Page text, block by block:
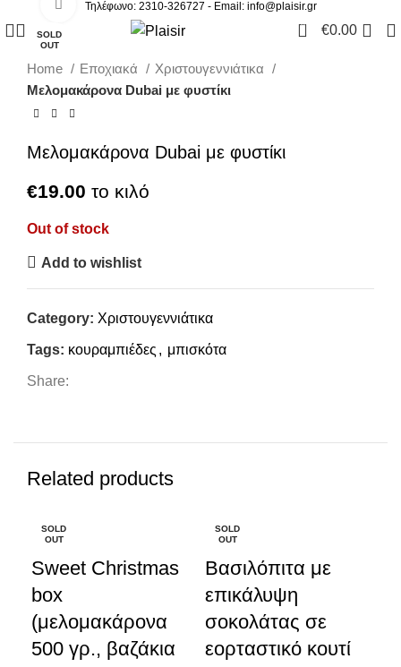
Τηλέφωνο: 2310-326727 - Email: info@plaisir.gr
0 €0.00
SOLD
OUT
Click to enlarge
Home Εποχιακά
Χριστουγεννιάτικα
Μελομακάρονα Dubai με φυστίκι
Μελομακάρονα Dubai με φυστίκι
€19.00 το κιλό
Out of stock
Add to wishlist
Category: Χριστουγεννιάτικα
Tags: κουραμπιέδες , μπισκότα
Share:
Related products
SOLD
OUT
Sweet Christmas
box
(μελομακάρονα
500 γρ., βαζάκια
SOLD
OUT
Βασιλόπιτα με
επικάλυψη
σοκολάτας σε
εορταστικό κουτί